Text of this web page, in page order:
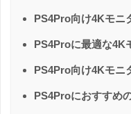
PS4Pro向け4Kモニ
PS4Proに最適な4K
PS4Pro向け4Kモニ
PS4Proにおすすめ